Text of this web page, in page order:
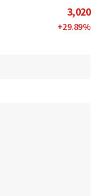
3,020
+29.89%